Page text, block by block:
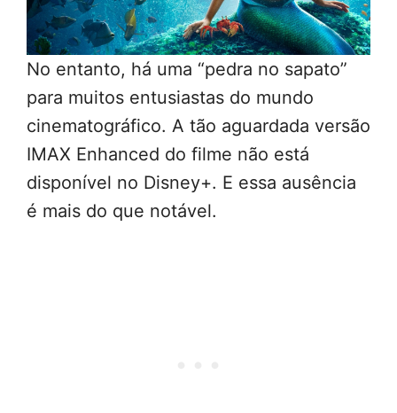
No entanto, há uma “pedra no sapato”
para muitos entusiastas do mundo
cinematográfico. A tão aguardada versão
IMAX Enhanced do filme não está
disponível no Disney+. E essa ausência
é mais do que notável.